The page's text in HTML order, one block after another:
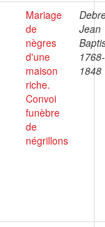
Mariage
de
nègres
d'une
maison
riche.
Convoi
funèbre
de
négrillons
Jean
1768-
1848